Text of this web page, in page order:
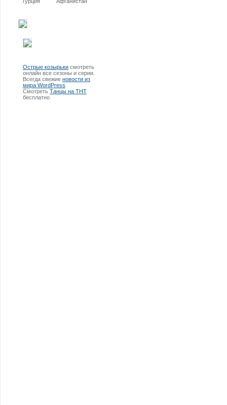
Острые козырьки смотреть
онлайн все сезоны и серии.
Всегда свежие новости из
мира WordPress
Смотреть Танцы на ТНТ
бесплатно